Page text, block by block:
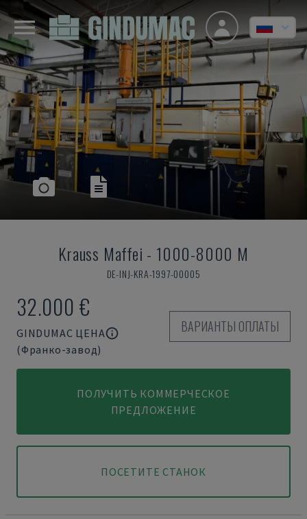
Krauss Maffei - 1000-8000 M
DE-INJ-KRA-1997-00005
32.000 €
GINDUMAC ЦЕНА
(Франко-завод)
ВАРИАНТЫ ОПЛАТЫ
ПОЛУЧИТЬ КОММЕРЧЕСКОЕ
ПРЕДЛОЖЕНИЕ
ПОСЕТИТЕ СТАНОК